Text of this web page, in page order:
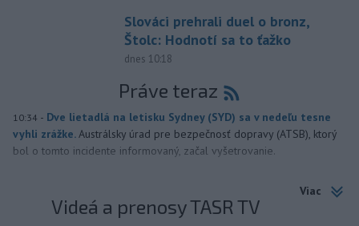
Slováci prehrali duel o bronz,
Štolc: Hodnotí sa to ťažko
dnes 10:18
Práve teraz
10:34 - Dve lietadlá na letisku Sydney (SYD) sa v nedeľu tesne
vyhli zrážke.Austrálsky úrad pre bezpečnosť dopravy (ATSB), ktorý
bol o tomto incidente informovaný, začal vyšetrovanie.
Viac
Videá a prenosy TASR TV